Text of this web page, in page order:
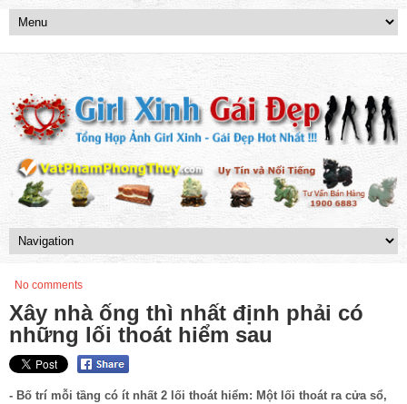
No comments
Xây nhà ống thì nhất định phải có
những lối thoát hiểm sau
- Bố trí mỗi tầng có ít nhất 2 lối thoát hiểm: Một lối thoát ra cửa sổ,